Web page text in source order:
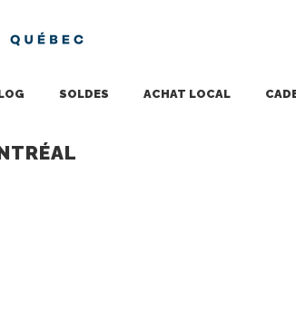
SOLDES ACHAT LOCAL